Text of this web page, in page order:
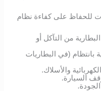
للحفاظ على كفاءة نظام
من التآكل أو
بانتظام (في البطاريات
والأسلاك.
السيارة.